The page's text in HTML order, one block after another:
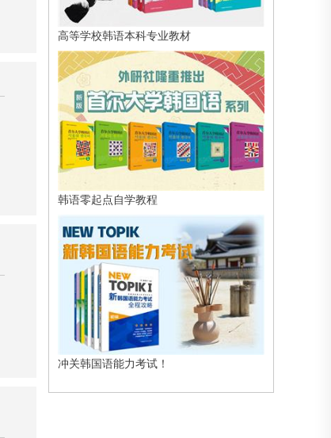
高等学校韩语本科专业教材
韩语零起点自学教程
冲关韩国语能力考试！